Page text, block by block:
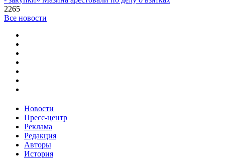
2265
Все новости
Новости
Пресс-центр
Реклама
Редакция
Авторы
История